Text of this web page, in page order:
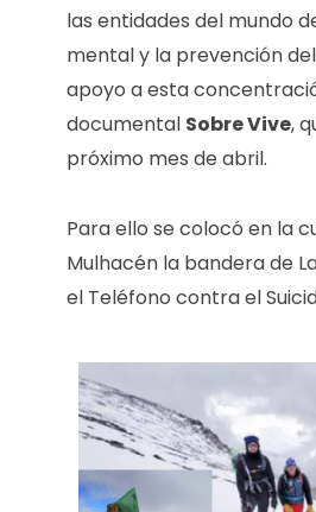
las entidades del mundo
mental y la prevención
apoyo a esta
documental Sobre Vive,
próximo mes de abril.
Para ello se colocó en la
Mulhacén la bandera de
el Teléfono contra el